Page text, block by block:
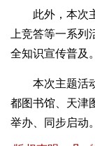
此外，本次主
上竞答等一系列
全知识宣传普及。
本次主题活动
都图书馆、天津
举办、同步启动。